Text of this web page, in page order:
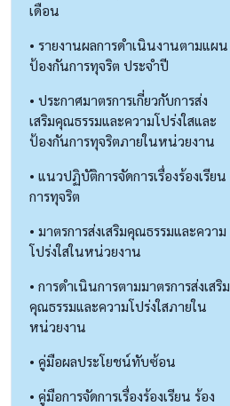
เดือน
• รายงานผลการดำเนินงานตามแผน
ป้องกันการทุจริต ประจำปี
• ประกาศมาตรการเกี่ยวกับการส่ง
เสริมคุณธรรมและความโปร่งใสและ
ป้องกันการทุจริตภายในหน่วยงาน
• แนวปฏิบัติการจัดการเรื่องร้องเรียน
การทุจริต
• มาตรการส่งเสริมคุณธรรมและความ
โปร่งใสในหน่วยงาน
• การดำเนินการตามมาตรการส่งเสริม
คุณธรรมและความโปร่งใสภายใน
หน่วยงาน
• คู่มือผลประโยชน์ทับซ้อน
• คู่มือการจัดการเรื่องร้องเรียน ร้อง